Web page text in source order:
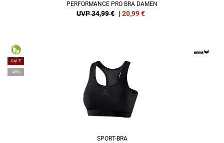
PERFORMANCE PRO BRA DAMEN
UVP 34,99 € | 20,99€
SALE
-40%
SPORT-BRA